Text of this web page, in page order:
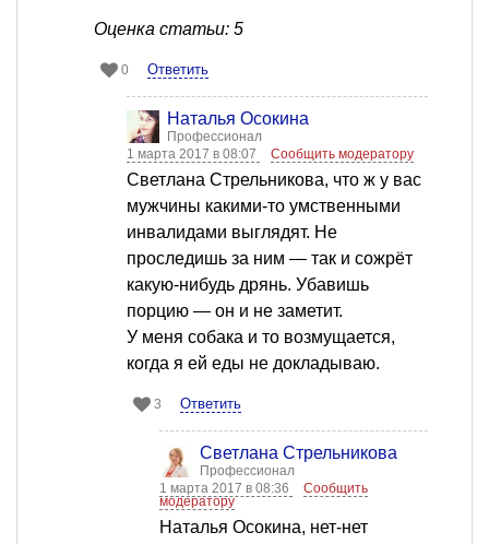
Оценка статьи: 5
0 Ответить
Наталья Осокина
Профессионал
1 марта 2017 в 08:07
Сообщить модератору
Светлана Стрельникова, что ж у вас
мужчины какими-то умственными
инвалидами выглядят. Не
проследишь за ним — так и сожрёт
какую-нибудь дрянь. Убавишь
порцию — он и не заметит.
У меня собака и то возмущается,
когда я ей еды не докладываю.
3 Ответить
Светлана Стрельникова
Профессионал
1 марта 2017 в 08:36
Сообщить
модератору
Наталья Осокина, нет-нет